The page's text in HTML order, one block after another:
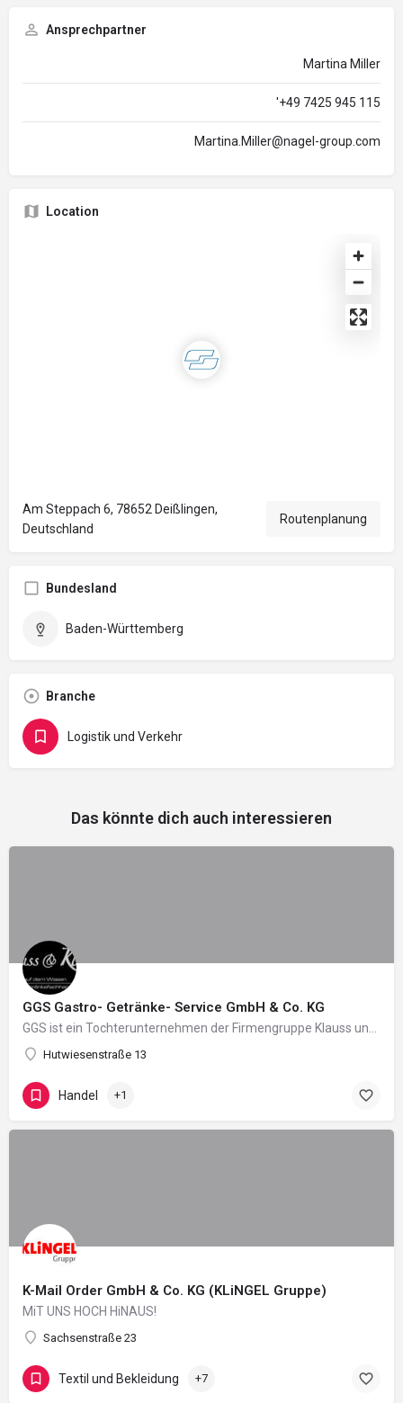
Ansprechpartner
Martina Miller
'+49 7425 945 115
Martina.Miller@nagel-group.com
Location
Am Steppach 6, 78652 Deißlingen,
Deutschland
Routenplanung
Bundesland
Baden-Württemberg
Branche
Logistik und Verkehr
Das könnte dich auch interessieren
GGS Gastro- Getränke- Service GmbH & Co. KG
Hutwiesenstraße 13
Handel +1
K-Mail Order GmbH & Co. KG (KLiNGEL Gruppe)
MiT UNS HOCH HiNAUS!
Sachsenstraße 23
Textil und Bekleidung +7